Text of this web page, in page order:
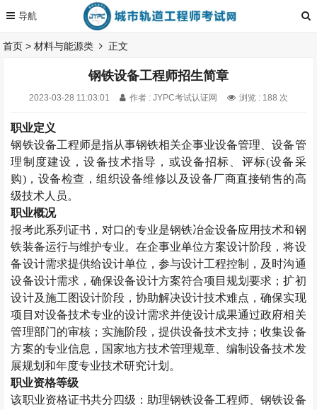
首页 >材料与能源类 正文
钢铁设备工程师招生简章
2023-03-28 11:03:01 作者 : JYPC考试认证网 浏览 : 188 次
职业定义
钢铁设备工程师是指从事钢铁相关企事业设备管理、设备管
理制度建设，设备技术指导，或设备招标、评标(设备采
购)，设备检查，组织设备维修以及设备厂商直接销售的高
级技术人员。
职业概况
报考此系列证书，对口的专业是钢铁冶金设备应用技术和钢
铁装备运行与维护专业。在企事业单位方案设计阶段，将设
备设计需求提供给设计单位，参与设计工程控制，及时沟通
设备设计需求，确保设备设计方案符合项目规划要求；扩初
设计及施工图设计阶段，协助解决设计技术难点，确保实现
项目对设备技术专业的设计需求并使设计成果通过政府相关
管理部门的审核；实施阶段，提供设备技术支持；收集设备
方案的专业信息，国家地方技术管理规章、编制设备技术发
展规划和年度专业技术研究计划。
职业资格等级
该职业资格证书共分四级：助理钢铁设备工程师、钢铁设备